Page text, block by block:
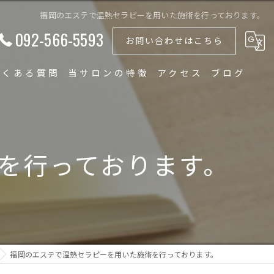
福岡のエステで温熱セラピーを用いた施術を行っております。
092-566-5593 お問い合わせはこちら
くある質問 当サロンの特徴
プライベートサロン
リンパ
着付け
アクセス ブログ
っております。
福岡のエステで温熱セラピーを用いた施術を行っております。